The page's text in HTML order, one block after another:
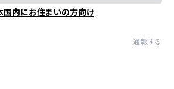
国内にお住まいの方向け
通報する